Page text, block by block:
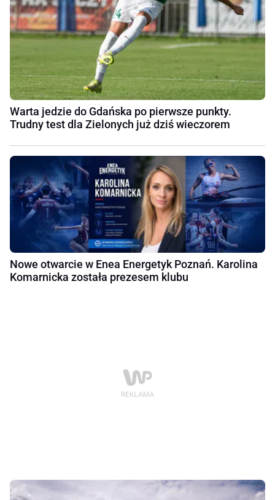
Warta jedzie do Gdańska po pierwsze punkty.
Trudny test dla Zielonych już dziś wieczorem
Nowe otwarcie w Enea Energetyk Poznań. Karolina
Komarnicka została prezesem klubu